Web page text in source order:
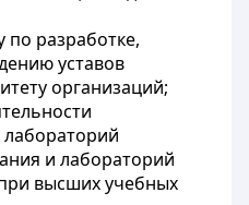
по разработке,
уставов
организаций;
и лабораторий
высших учебных